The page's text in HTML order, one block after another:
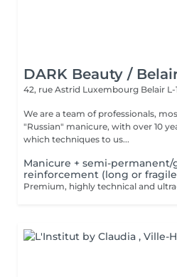
DARK Beauty /
42, rue Astrid Luxembourg Belair L-
We are a team of professionals,
"Russian" manicure, with over 10 years of
which techniques to us...
Manicure + semi-permanent/
reinforcement (long or